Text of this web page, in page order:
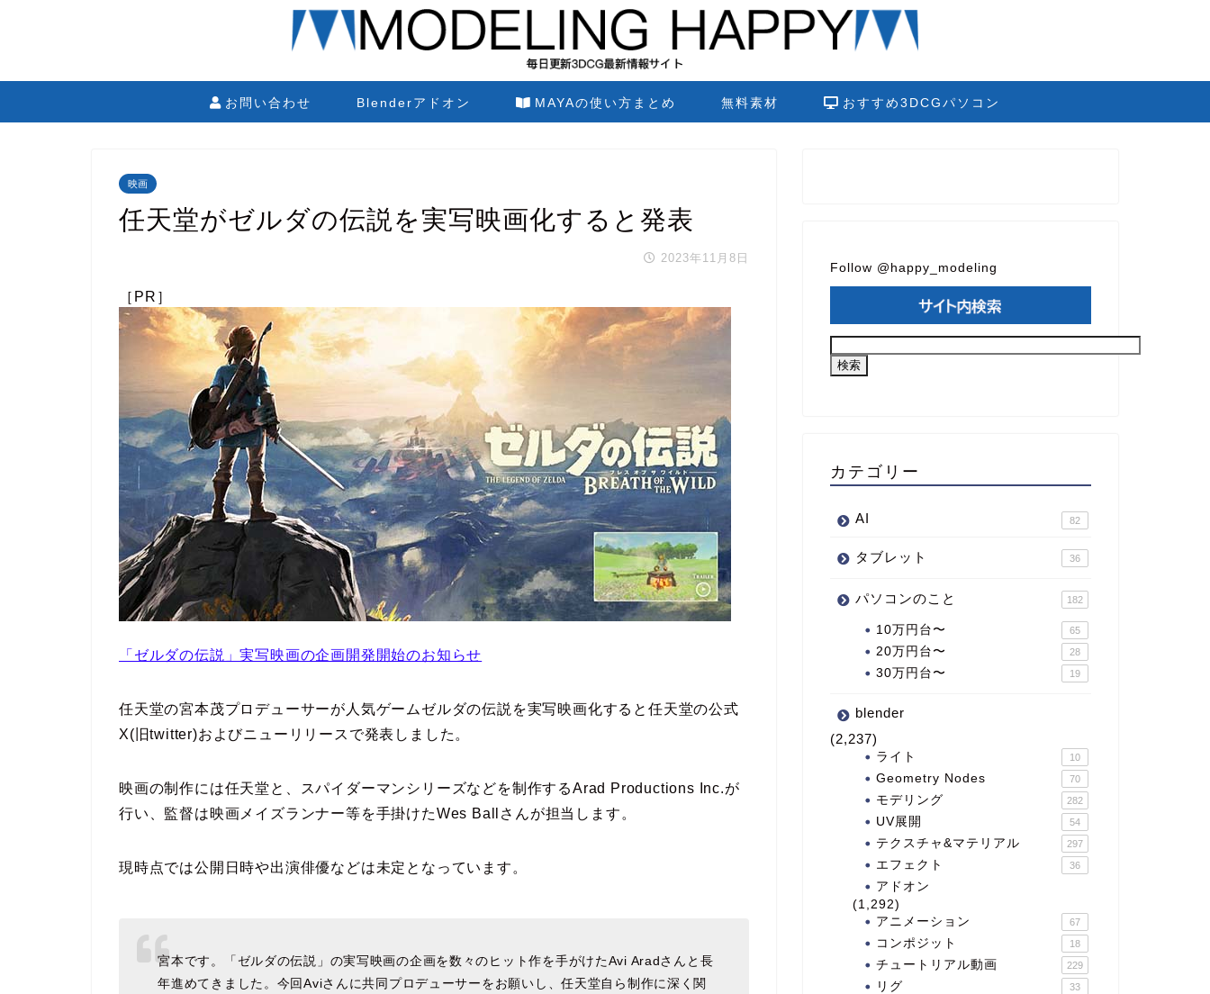
お問い合わせ Blenderアドオン MAYAの使い方まとめ 無料素材 おすすめ3DCGパソコン
映画
任天堂がゼルダの伝説を実写映画化すると発表
2023年11月8日
［PR］
「ゼルダの伝説」実写映画の企画開発開始のお知らせ
任天堂の宮本茂プロデューサーが人気ゲームゼルダの伝説を実写映画化すると任天堂の公式
X(旧twitter)およびニューリリースで発表しました。
映画の制作には任天堂と、スパイダーマンシリーズなどを制作するArad Productions Inc.が
行い、監督は映画メイズランナー等を手掛けたWes Ballさんが担当します。
現時点では公開日時や出演俳優などは未定となっています。
宮本です。「ゼルダの伝説」の実写映画の企画を数々のヒット作を手がけたAvi Aradさんと長
年進めてきました。今回Aviさんに共同プロデューサーをお願いし、任天堂自ら制作に深く関
Follow @happy_modeling
カテゴリー
AI 82
タブレット 36
パソコンのこと 182
10万円台〜 65
20万円台〜 28
30万円台〜 19
blender
(2,237)
ライト 10
Geometry Nodes 70
モデリング 282
UV展開 54
テクスチャ&マテリアル 297
エフェクト 36
アドオン
(1,292)
アニメーション
67
コンポジット 18
チュートリアル動画 229
リグ 33